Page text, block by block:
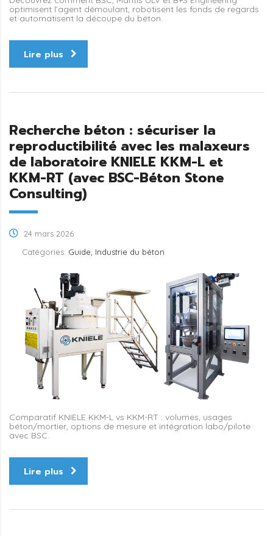
optimisent l’agent démoulant, robotisent les fonds de regards
et automatisent la découpe du béton.
Lire plus
Recherche béton : sécuriser la
reproductibilité avec les malaxeurs
de laboratoire KNIELE KKM-L et
KKM-RT (avec BSC-Béton Stone
Consulting)
24 mars 2026
Catégories: Guide, Industrie du béton
Comparatif KNIELE KKM-L vs KKM-RT : volumes, usages
béton/mortier, options de mesure et intégration labo/pilote
avec BSC.
Lire plus